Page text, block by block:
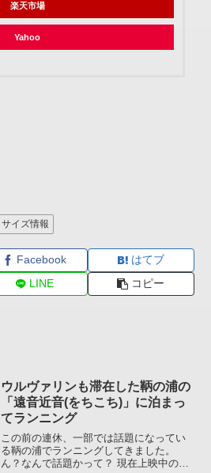
楽天市場
Yahoo
サイズ情報
Facebook
はてブ
LINE コピー
ウルヴァリンも滞在した鞆の浦の
「遠音近音(をちこち)」に泊まっ
てランニング
この前の連休、一部では話題になってい
る鞆の浦でランニングしてきました。
ん？なんで話題かって？ 現在上映中のヒ